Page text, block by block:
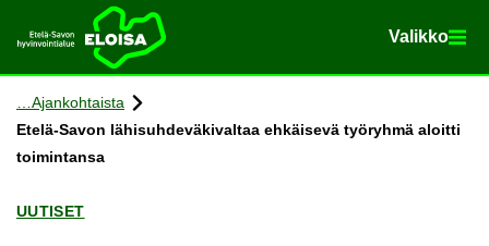
Etusi­vu Va­lik­ko
Va­lik­ko
Siir­ry si­säl­töön
Ajan­koh­tais­ta
Etelä-​Savon lä­hi­suh­de­vä­ki­val­taa eh­käi­se­vä työ­ryh­mä aloit­ti
toi­min­tan­sa
UU­TI­SET